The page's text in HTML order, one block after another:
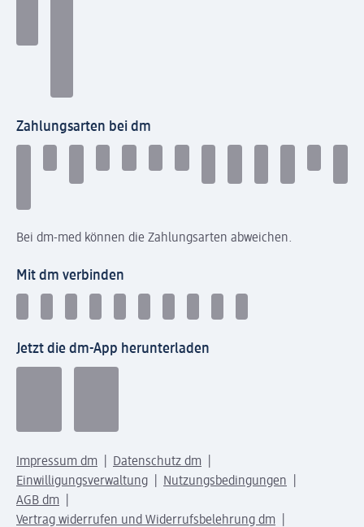
Zahlungsarten bei dm
Bei dm-med können die Zahlungsarten abweichen.
Mit dm verbinden
Jetzt die dm-App herunterladen
Impressum dm
Datenschutz dm
Einwilligungsverwaltung
Nutzungsbedingungen
AGB dm
Vertrag widerrufen und Widerrufsbelehrung dm